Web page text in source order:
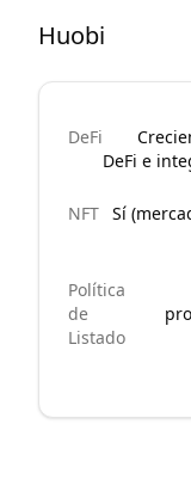
Huobi
DeFi
DeFi e
NFT Sí
Política
de
Listado